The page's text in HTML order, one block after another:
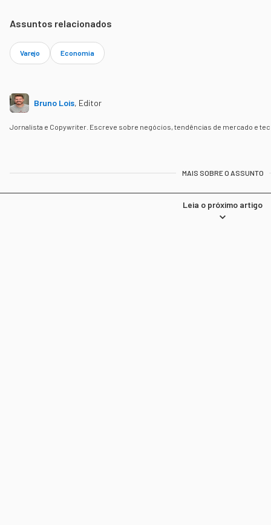
Assuntos relacionados
Varejo Economia
Bruno Lois, Editor
Jornalista e Copywriter. Escreve sobre negócios, tendências de mercado e
MAIS SOBRE O ASSUNTO
Leia o próximo artigo